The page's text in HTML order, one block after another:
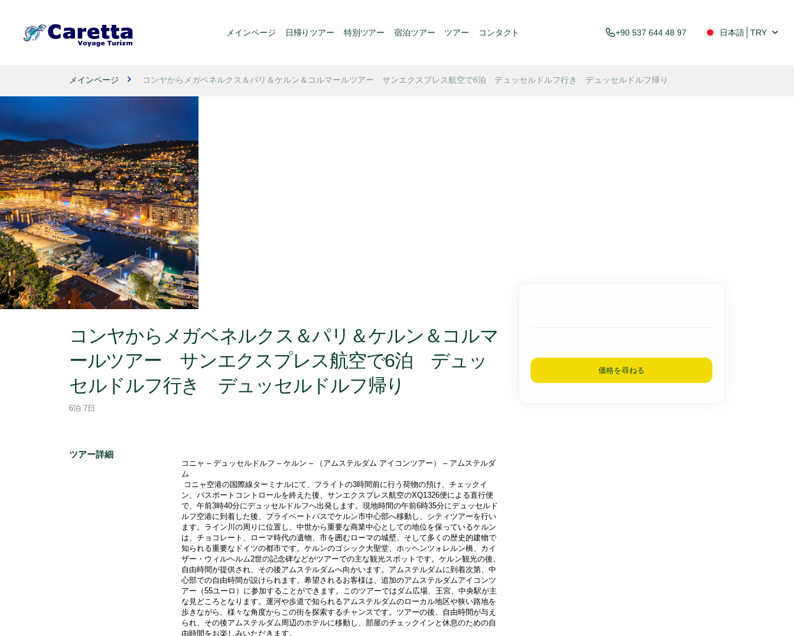
メインページ 日帰りツアー 特別ツアー 宿泊ツアー ツアー コンタクト +90 537 644 48 97 日本語 TRY
メインページ コンヤからメガベネルクス＆パリ＆ケルン＆コルマールツアー サンエクスプレス航空で6泊 デュッセルドルフ行き デュッセルドルフ帰り
コンヤからメガベネルクス＆パリ＆ケルン＆コルマ
ールツアー サンエクスプレス航空で6泊 デュッ
セルドルフ行き デュッセルドルフ帰り
6泊 7日
ツアー詳細
コニャ – デュッセルドルフ – ケルン – （アムステルダム アイコンツアー） – アムステルダ
ム
ン、パスポートコントロールを終えた後、サンエクスプレス航空のXQ1326便による直行便
で、午前3時40分にデュッセルドルフへ出発します。現地時間の午前6時35分にデュッセルド
ルフ空港に到着した後、プライベートバスでケルン市中心部へ移動し、シティツアーを行い
ます。ライン川の周りに位置し、中世から重要な商業中心としての地位を保っているケルン
は、チョコレート、ローマ時代の遺物、市を囲むローマの城壁、そして多くの歴史的建物で
知られる重要なドイツの都市です。ケルンのゴシック大聖堂、ホッヘンツォレルン橋、カイ
ザー・ウィルヘルム2世の記念碑などがツアーでの主な観光スポットです。ケルン観光の後、
自由時間が提供され、その後アムステルダムへ向かいます。アムステルダムに到着次第、中
心部での自由時間が設けられます。希望されるお客様は、追加のアムステルダムアイコンツ
アー（55ユーロ）に参加することができます。このツアーではダム広場、王宮、中央駅が主
な見どころとなります。運河や歩道で知られるアムステルダムのローカル地区や狭い路地を
歩きながら、様々な角度からこの街を探索するチャンスです。ツアーの後、自由時間が与え
られ、その後アムステルダム周辺のホテルに移動し、部屋のチェックインと休息のための自
由時間をお楽しみいただきます。
価格を尋ねる